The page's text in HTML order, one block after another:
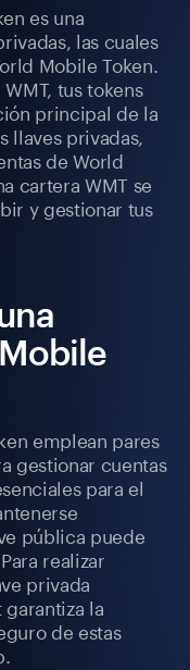
es una
las cuales
Mobile Token.
tus tokens
principal de la
llaves privadas,
de World
cartera WMT se
y gestionar tus
emplean pares
gestionar cuentas
para el
pública puede
realizar
privada
la
de estas